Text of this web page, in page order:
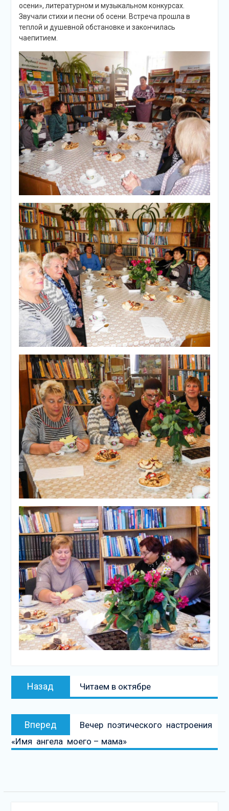
осени», литературном и музыкальном конкурсах.
Звучали стихи и песни об осени. Встреча прошла в
теплой и душевной обстановке и закончилась
чаепитием.
Навигация
Назад
запись:
Читаем в октябре
Вперед
запись:
Вечер поэтического настроения
«Имя ангела моего – мама»